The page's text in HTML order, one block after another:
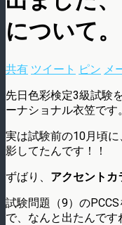
について。
共有 ツイート ピン メ
先日色彩検定3級試験
ーナショナル衣笠です。
実は試験前の10月頃
影してたんです！！
ずばり、 アクセントカ
試験問題（9）の
で、なんと出たんです